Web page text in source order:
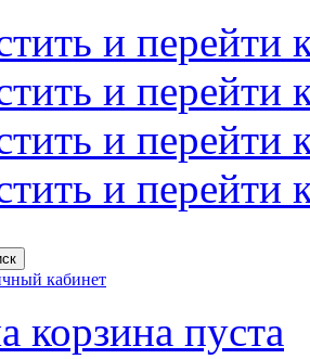
и перейти
и перейти
и перейти
и перейти
кабинет
корзина пуста